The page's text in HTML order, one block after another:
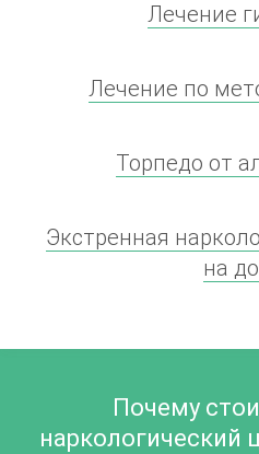
Лечение
Лечение по
Торпедо от
Экстренная
на
Почему
наркологический